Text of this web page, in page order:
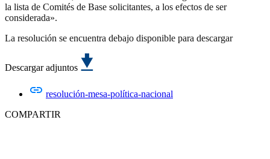
la lista de Comités de Base solicitantes, a los efectos de ser
considerada».
La resolución se encuentra debajo disponible para descargar
Descargar adjuntos
resolución-mesa-política-nacional
COMPARTIR